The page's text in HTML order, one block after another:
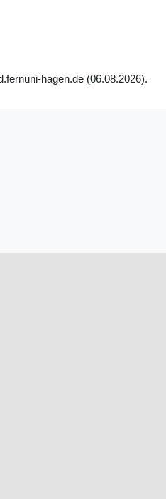
hagen.de (06.08.2026).